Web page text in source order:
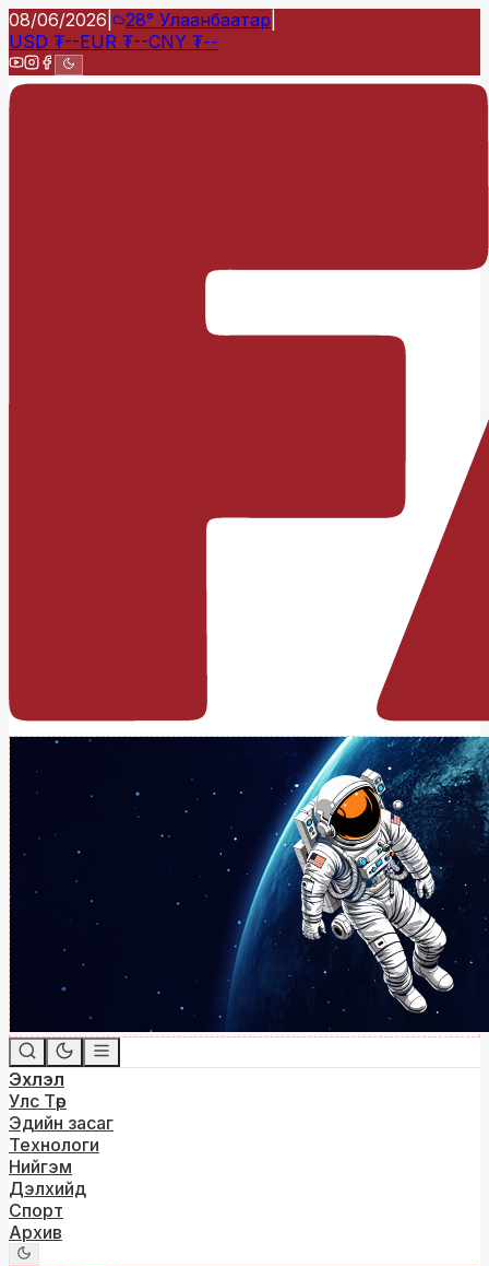
08/06/2026 28° Улаанбаатар
USD ₮--EUR ₮--CNY ₮--
Эхлэл
Улс Төр
Эдийн засаг
Технологи
Нийгэм
Дэлхийд
Спорт
Архив